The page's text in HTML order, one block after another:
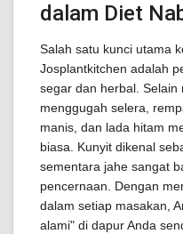
dalam Diet
Salah satu kunci utama
Josplantkitchen adalah
segar dan herbal.
menggugah selera,
manis, dan lada hitam
biasa. Kunyit dikenal
sementara jahe sangat
pencernaan. Dengan
dalam setiap masakan,
alami" di dapur Anda